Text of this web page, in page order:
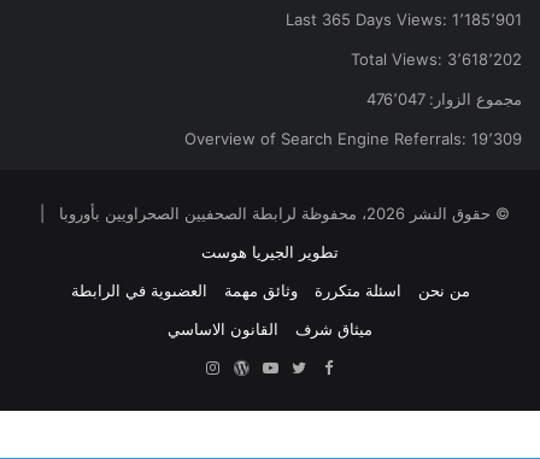
Last 365 Days Views: 1٬185٬901
Total Views: 3٬618٬202
مجموع الزوار:476٬047
Overview of Search Engine Referrals: 19٬309
© حقوق النشر 2026، محفوظة لرابطة الصحفيين الصحراويين بأوروبا |
تطوير الجيريا هوست
من نحن
اسئلة متكررة وثائق مهمة
العضىوية في الرابطة
ميثاق شرف
القانون الاساسي
Facebook
Twitter
YouTubeووردبريس